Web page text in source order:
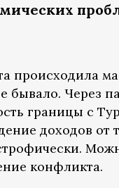
происходила
Через
границы с
доходов
конфликта.